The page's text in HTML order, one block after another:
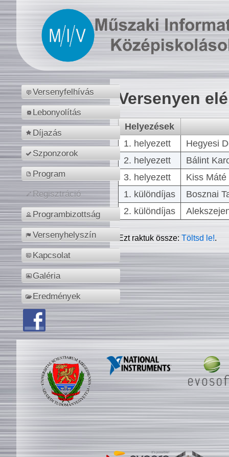
Versenyfelhívás
Lebonyolítás
Díjazás
Szponzorok
Program
Regisztráció
Programbizottság
Versenyhelyszín
Kapcsolat
Galéria
Eredmények
Versenyen
Helyezések
1. helyezett
Hegyesi
2. helyezett
Bálint
3. helyezett
Kiss
1. különdíjas
Bosznai
2. különdíjas
Ezt raktuk össze:Töltsd le!.